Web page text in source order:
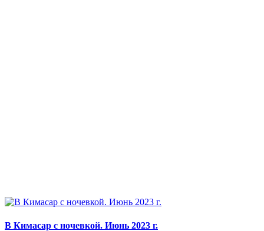
В Кимасар с ночевкой. Июнь 2023 г.